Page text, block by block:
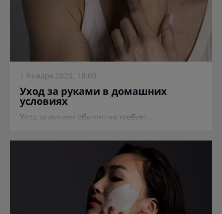
1 Января 2020, 18:00
Уход за руками в домашних
условиях
Уход за руками обычно не требует...